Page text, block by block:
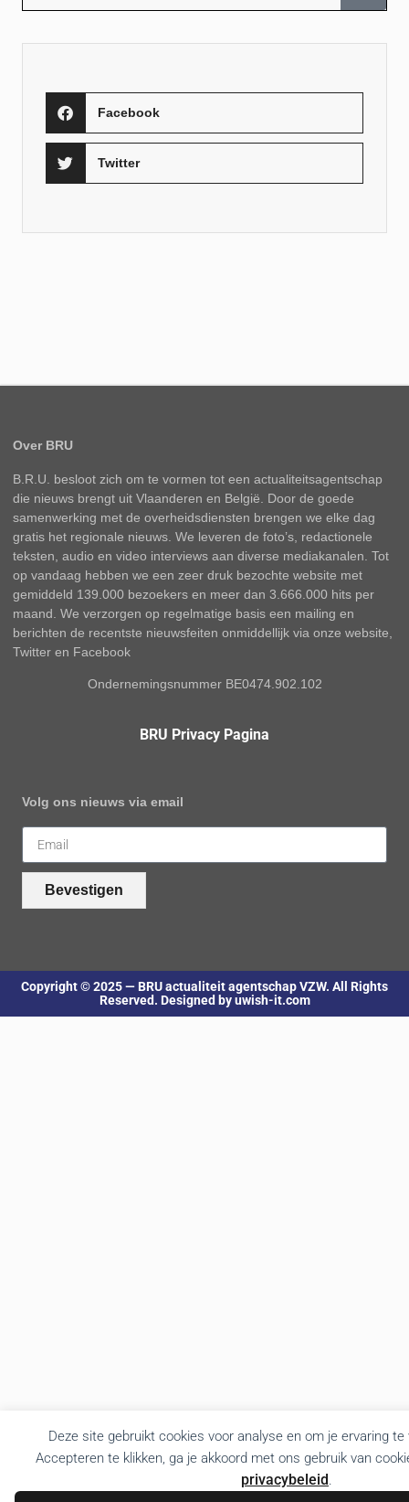
Deze site gebruikt cookies voor analyse en om je ervaring
Accepteren te klikken, ga je akkoord met ons gebruik van
privacybeleid.
Facebook
Twitter
Over BRU
B.R.U. besloot zich om te vormen tot een actualiteitsagentschap
die nieuws brengt uit Vlaanderen en België. Door de goede
samenwerking met de overheidsdiensten brengen we elke dag
gratis het regionale nieuws. We leveren de foto’s, redactionele
teksten, audio en video interviews aan diverse mediakanalen. Tot
op vandaag hebben we een zeer druk bezochte website met
gemiddeld 139.000 bezoekers en meer dan 3.666.000 hits per
maand. We verzorgen op regelmatige basis een mailing en
berichten de recentste nieuwsfeiten onmiddellijk via onze website,
Twitter en Facebook
Ondernemingsnummer BE0474.902.102
BRU Privacy Pagina
Volg ons nieuws via email
Bevestigen
Copyright © 2025 — BRU actualiteit agentschap VZW. All Rights
Reserved. Designed by uwish-it.com